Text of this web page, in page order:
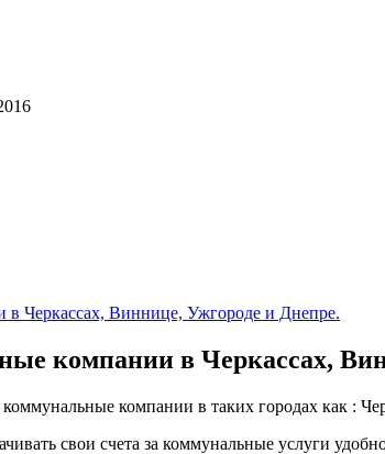
Черкассах, Виннице, Ужгороде и Днепре.
компании в Черкассах,
компании в таких городах как :
свои счета за коммунальные услуги